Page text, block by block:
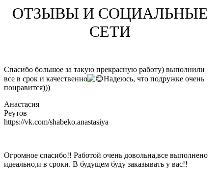
ОТЗЫВЫ И СОЦИАЛЬНЫЕ
СЕТИ
Спасибо большое за такую прекрасную работу) выполнили
все в срок и качественно
Надеюсь, что подружке очень
понравится)))
Анастасия
Реутов
https://vk.com/shabeko.anastasiya
Огромное спасибо!! Работой очень довольна,все выполнено
идеально,и в сроки. В будущем буду заказывать у вас!!